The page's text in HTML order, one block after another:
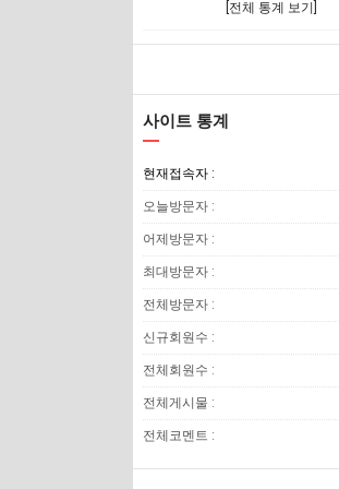
[전체 통계 보기]
사이트 통계
현재접속자 :
오늘방문자 :
어제방문자 :
최대방문자 :
전체방문자 :
신규회원수 :
전체회원수 :
전체게시물 :
전체코멘트 :